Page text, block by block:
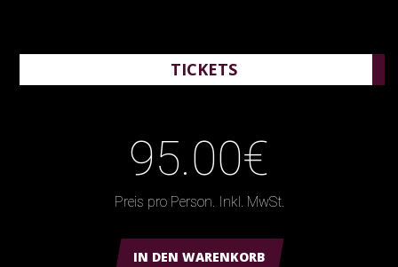
TICKETS
95.00€
Preis pro Person. Inkl. MwSt.
IN DEN WARENKORB